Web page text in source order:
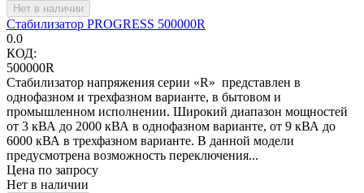
Нет в наличии
Стабилизатор PROGRESS 500000R
0.0
КОД:
500000R
Стабилизатор напряжения серии «R» представлен в
однофазном и трехфазном варианте, в бытовом и
промышленном исполнении. Широкий диапазон мощностей
от 3 кВА до 2000 кВА в однофазном варианте, от 9 кВА до
6000 кВА в трехфазном варианте. В данной модели
предусмотрена возможность переключения...
Цена по запросу
Нет в наличии